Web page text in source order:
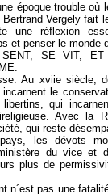
époque trouble où
Bertrand Vergely fait
une réflexion
et penser le monde
SENT, SE VIT,
Au xviie siècle,
le
qui
Avec la
qui reste
les dévots
du vice et
plus de
n´est pas une